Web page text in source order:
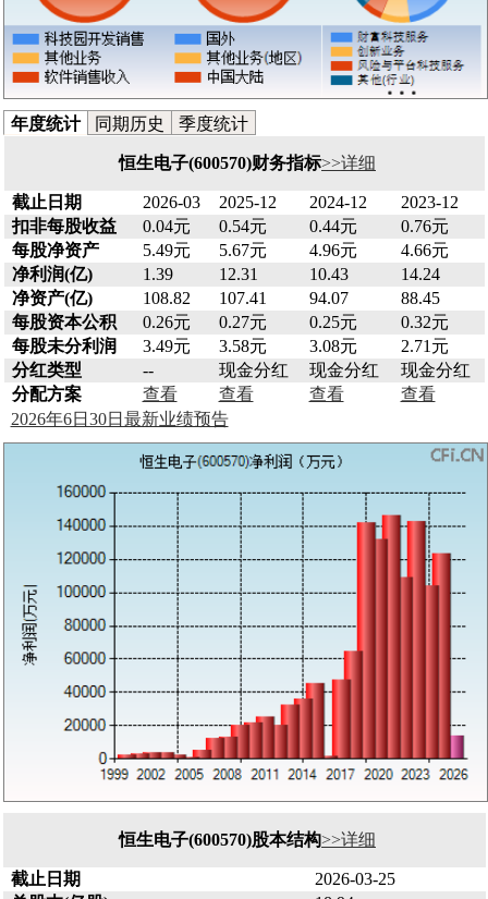
年度统计 同期历史 季度统计
恒生电子(600570)财务指标>>详细
截止日期 2026-03 2025-12 2024-12
2023-12
扣非每股收益
0.04元 0.54元 0.44元
0.76元
每股净资产
5.49元 5.67元 4.96元
4.66元
净利润(亿)
1.39 12.31 10.43
14.24
净资产(亿)
108.82 107.41 94.07
88.45
每股资本公积
0.26元 0.27元 0.25元
0.32元
每股未分利润
3.49元 3.58元 3.08元
2.71元
分红类型
-- 现金分红 现金分红
现金分红
分配方案
查看 查看 查看
查看
2026年6日30日最新业绩预告
恒生电子(600570)股本结构>>详细
截止日期
2026-03-25